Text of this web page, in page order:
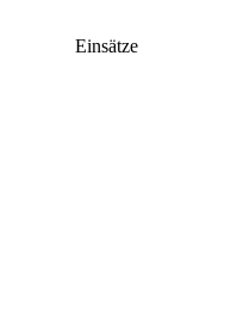
Einsätze